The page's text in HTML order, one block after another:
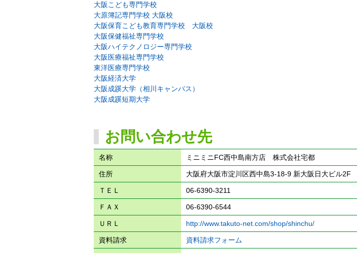
大阪こども専門学校
大原簿記専門学校 大阪校
大阪保育こども教育専門学校 大阪校
大阪保健福祉専門学校
大阪ハイテクノロジー専門学校
大阪医療福祉専門学校
東洋医療専門学校
大阪経済大学
大阪成蹊大学（相川キャンパス）
大阪成蹊短期大学
お問い合わせ先
名称 ミニミニFC西中島南方店 株式会社宅都
住所 大阪府大阪市淀川区西中島3-18-9 新大阪日大ビル2F
ＴＥＬ 06-6390-3211
ＦＡＸ 06-6390-6544
ＵＲＬ http://www.takuto-net.com/shop/shinchu/
資料請求 資料請求フォーム